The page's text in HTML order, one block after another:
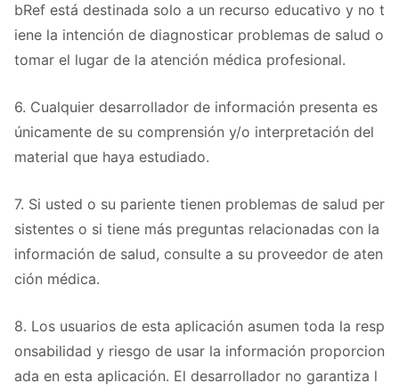
bRef está destinada solo a un recurso educativo y no t
iene la intención de diagnosticar problemas de salud o
tomar el lugar de la atención médica profesional.
6. Cualquier desarrollador de información presenta es
únicamente de su comprensión y/o interpretación del
material que haya estudiado.
7. Si usted o su pariente tienen problemas de salud per
sistentes o si tiene más preguntas relacionadas con la
información de salud, consulte a su proveedor de aten
ción médica.
8. Los usuarios de esta aplicación asumen toda la resp
onsabilidad y riesgo de usar la información proporcion
ada en esta aplicación. El desarrollador no garantiza l